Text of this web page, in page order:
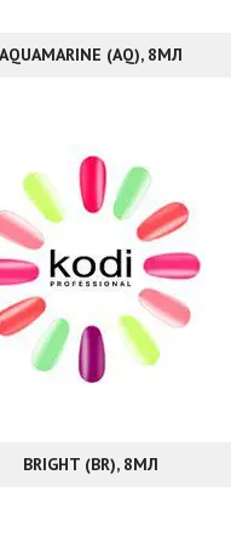
AQUAMARINE (AQ), 8МЛ
BRIGHT (BR), 8МЛ